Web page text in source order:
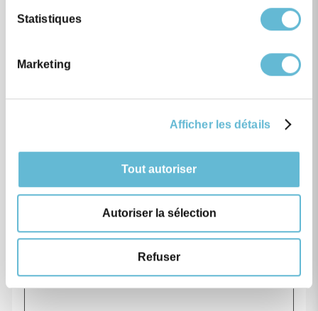
Statistiques
Marketing
Afficher les détails
Tout autoriser
Autoriser la sélection
Refuser
03
OCT
Bromont National Cycling Centre